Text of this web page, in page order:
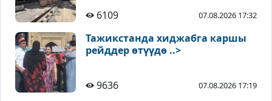
6109
07.08.2026 17:32
Тажикстанда хиджабга каршы
рейддер өтүүдө ..>
9636 07.08.2026 17:19